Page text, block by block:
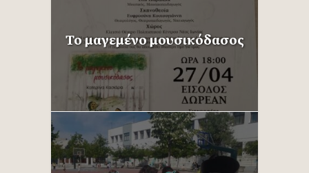
Το μαγεμένο μουσικόδασος